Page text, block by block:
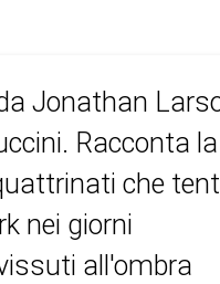
Jonathan
Racconta
che
nei giorni
all'ombra